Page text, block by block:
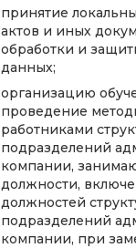
принятие
актов и иных
обработки и
данных;
организацию
проведение
работниками
подразделений
компании,
должности,
должностей
подразделений
компании, при